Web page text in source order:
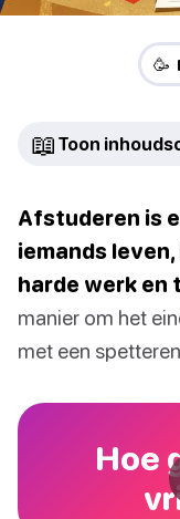
🥳
📖 Toon
Afstuderen is
iemands
harde werk en
manier om het
met een
Hoe